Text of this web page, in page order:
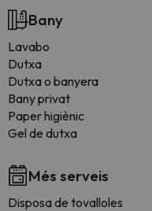
Bany
Lavabo
Dutxa
Dutxa o banyera
Bany privat
Paper higiènic
Gel de dutxa
Més serveis
Disposa de tovalloles